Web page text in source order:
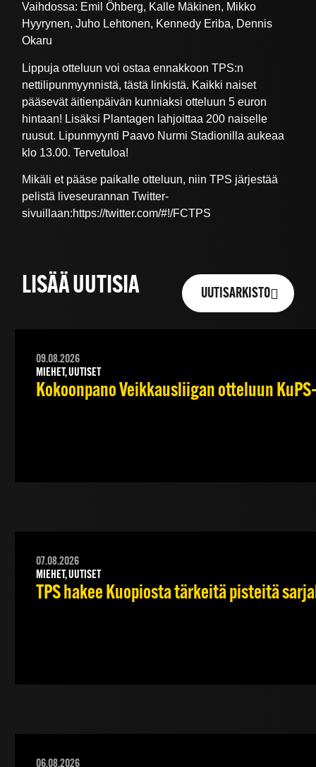
Vaihdossa: Emil Öhberg, Kalle Mäkinen, Mikko
Hyyrynen, Juho Lehtonen, Kennedy Eriba, Dennis
Okaru
Lippuja otteluun voi ostaa ennakkoon TPS:n
nettilipunmyynnistä, tästä linkistä. Kaikki naiset
pääsevät äitienpäivän kunniaksi otteluun 5 euron
hintaan! Lisäksi Plantagen lahjoittaa 200 naiselle
ruusut. Lipunmyynti Paavo Nurmi Stadionilla aukeaa
klo 13.00. Tervetuloa!
Mikäli et pääse paikalle otteluun, niin TPS järjestää
pelistä liveseurannan Twitter-
sivuillaan:https://twitter.com/#!/FCTPS
LISÄÄ UUTISIA UUTISARKISTO
09.08.2026
MIEHET, UUTISET
Kokoonpano Veikkausliigan otteluun
07.08.2026
MIEHET, UUTISET
TPS hakee Kuopiosta tärkeitä pisteitä
06.08.2026